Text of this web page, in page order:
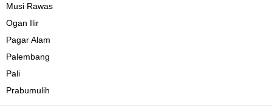
Musi Rawas
Ogan Ilir
Pagar Alam
Palembang
Pali
Prabumulih